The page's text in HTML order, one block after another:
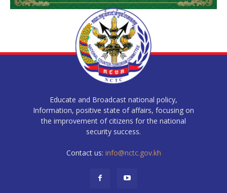
Educate and Broadcast national policy,
Information, positive state of affairs, focusing on
the improvement of citizens for the national
security success.
Contact us: info@nctc.gov.kh